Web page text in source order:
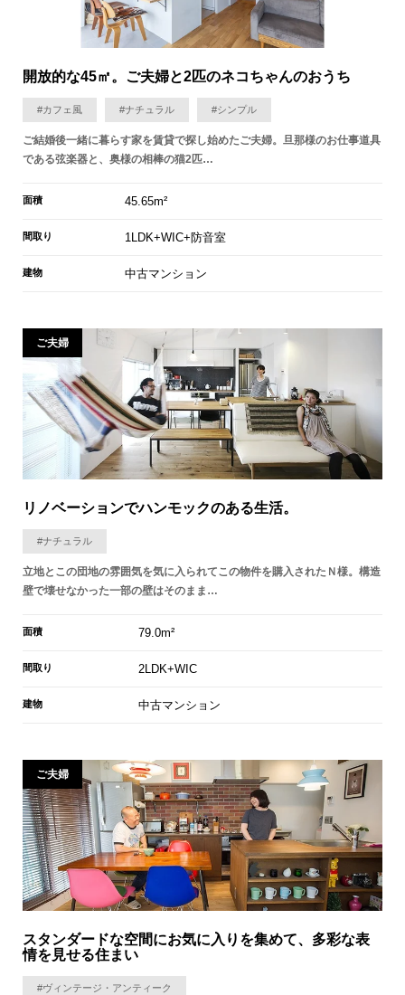
開放的な45㎡。ご夫婦と2匹のネコちゃんのおうち
#カフェ風 #ナチュラル #シンプル
ご結婚後一緒に暮らす家を賃貸で探し始めたご夫婦。旦那様のお仕事道具
である弦楽器と、奥様の相棒の猫2匹…
面積 45.65m²
間取り 1LDK+WIC+防音室
建物 中古マンション
ご夫婦
リノベーションでハンモックのある生活。
#ナチュラル
立地とこの団地の雰囲気を気に入られてこの物件を購入されたＮ様。構造
壁で壊せなかった一部の壁はそのまま…
面積 79.0m²
間取り 2LDK+WIC
建物 中古マンション
ご夫婦
スタンダードな空間にお気に入りを集めて、多彩な表
情を見せる住まい
#ヴィンテージ・アンティーク